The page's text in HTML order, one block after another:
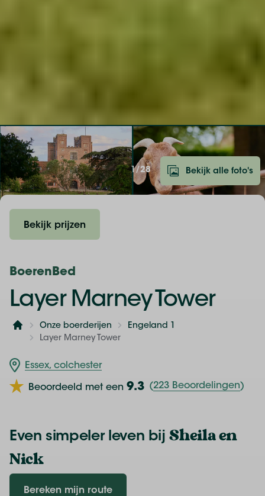
1/28 Bekijk alle foto's
BoerenBed
Bekijk prijzen
Layer Marney Tower
Home
Onze boerderijen
Engeland 1
Layer Marney Tower
Essex, colchester
Beoordeeld met een 9.3 (223 Beoordelingen)
Even simpeler leven bijSheila en
Nick
Bereken mijn route